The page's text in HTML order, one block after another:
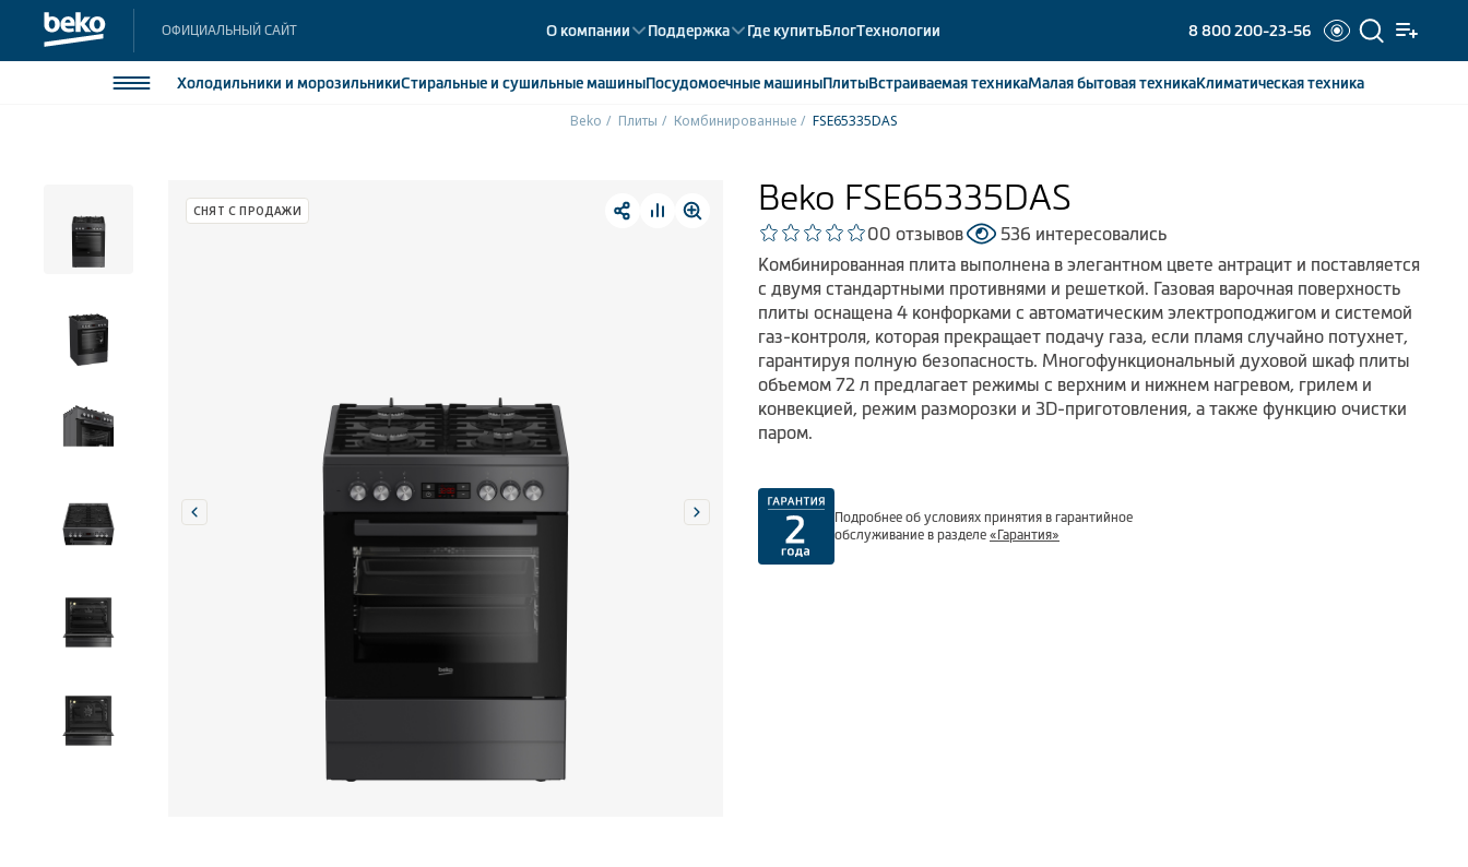
ОФИЦИАЛЬНЫЙ САЙТ О компании Поддержка Где купитьБлогТехнологии 8 800 200-23-56
Холодильники и морозильникиСтиральные и сушильные машиныПосудомоечныемашиныПлитыВстраиваемаятехникаМалая бытоваятехникаКлиматическаятехника
Стиральные и сушильные машины
Посудомоечные машины
Встраиваемая техника
Малая бытовая техника
Beko Плиты Комбинированные FSE65335DAS
СНЯТ С ПРОДАЖИ Beko FSE65335DAS
00 отзывов
536 интересовались
Комбинированная плита выполнена в элегантном цвете антрацит и поставляется
с двумя стандартными противнями и решеткой. Газовая варочная поверхность
плиты оснащена 4 конфорками с автоматическим электроподжигом и системой
газ-контроля, которая прекращает подачу газа, если пламя случайно потухнет,
гарантируя полную безопасность. Многофункциональный духовой шкаф плиты
объемом 72 л предлагает режимы с верхним и нижнем нагревом, грилем и
конвекцией, режим разморозки и 3D-приготовления, а также функцию очистки
паром.
Подробнее об условиях принятия в гарантийное
обслуживание в разделе «Гарантия»